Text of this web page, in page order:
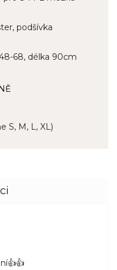
podšívka
68, délka 90cm
S, M, L, XL)